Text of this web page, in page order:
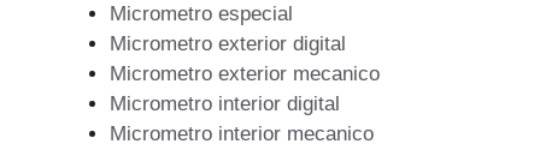
Micrometro especial
Micrometro exterior digital
Micrometro exterior mecanico
Micrometro interior digital
Micrometro interior mecanico